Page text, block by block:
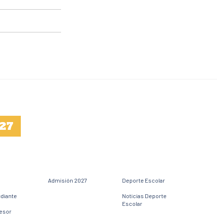
Admisión 2027 Deporte Escolar
Noticias Deporte
Escolar